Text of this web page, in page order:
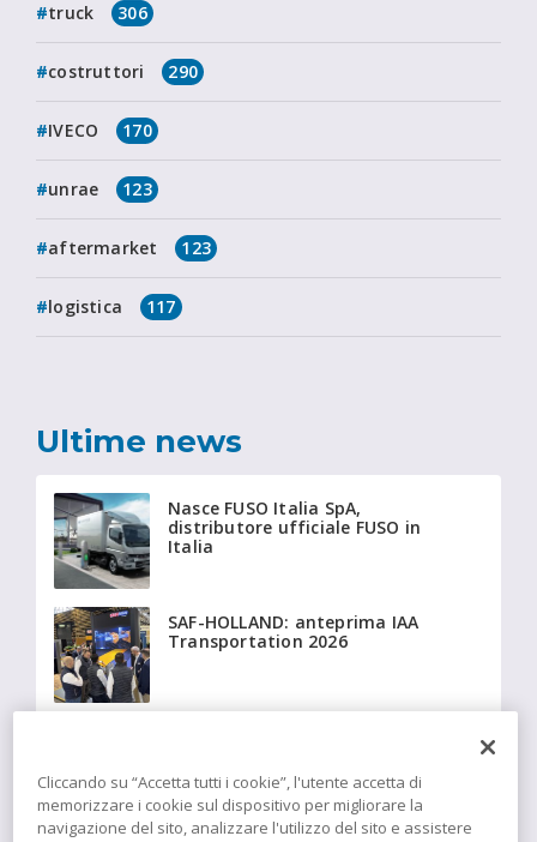
truck 306
costruttori 290
IVECO 170
unrae 123
aftermarket 123
logistica 117
Ultime news
Nasce FUSO Italia SpA,
distributore ufficiale FUSO in
Italia
SAF-HOLLAND: anteprima IAA
Transportation 2026
isotermici equipaggiati con
tecnologia Insulation
Cliccando su “Accetta tutti i cookie”, l'utente accetta di
memorizzare i cookie sul dispositivo per migliorare la
navigazione del sito, analizzare l'utilizzo del sito e assistere